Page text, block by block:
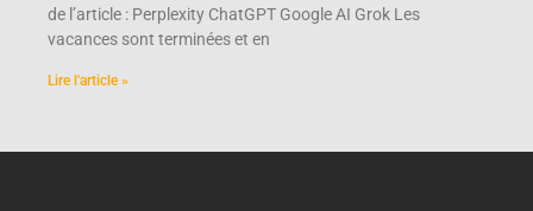
de l’article : Perplexity ChatGPT Google AI Grok Les
vacances sont terminées et en
Lire l'article »